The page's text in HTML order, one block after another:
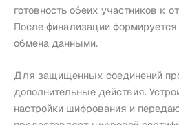
готовность обеих участников к
После финализации
обмена данными.
Для защищенных соединений
дополнительные действия.
настройки шифрования и